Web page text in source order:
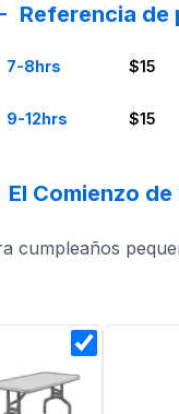
Referencia de
7-8hrs $15
9-12hrs $15
El Comienzo de
cumpleaños